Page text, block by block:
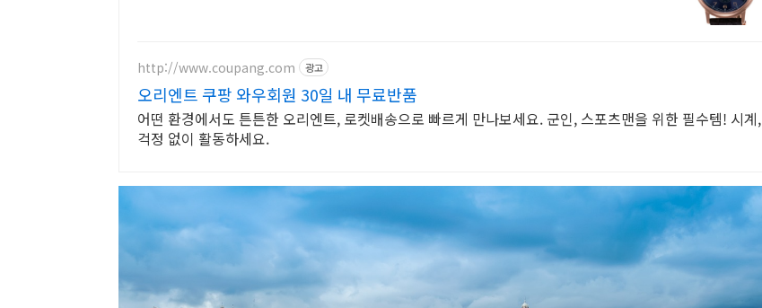
http://www.coupang.com 광고
오리엔트 쿠팡 와우회원 30일 내 무료반품
어떤 환경에서도 튼튼한 오리엔트, 로켓배송으로 빠르게 만나보세요. 군인, 스포츠맨을 위한 필수템! 시계,
걱정 없이 활동하세요.